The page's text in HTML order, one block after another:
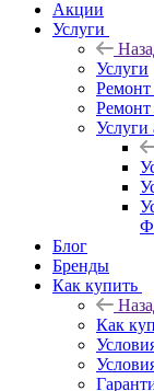
Акции
Услуги
Услуги
Ремонт
Услуги
Блог
Бренды
Как купить
Как